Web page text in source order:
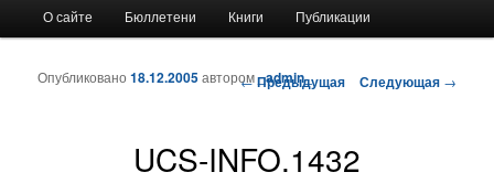
Перейти к основному содержимому
Перейти к дополнительному содержимому
О сайте Бюллетени Книги Публикации
Навигация по записям
←Предыдущая Следующая →
UCS-INFO.1432
Опубликовано18.12.2005автором_admin_